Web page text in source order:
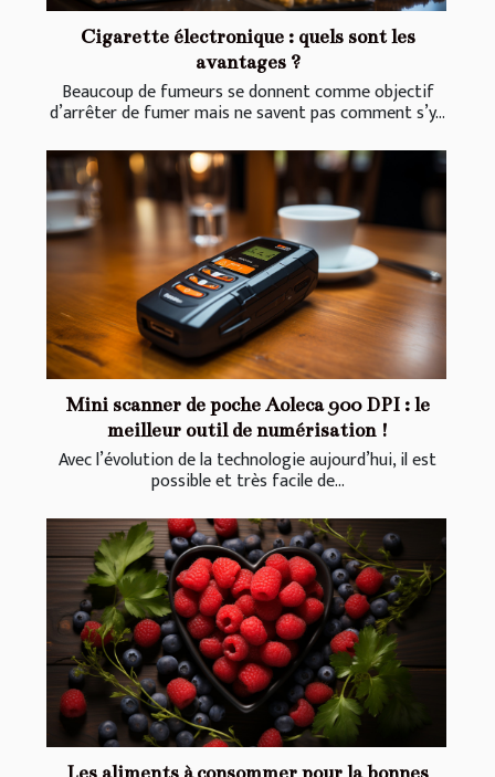
Cigarette électronique : quels sont les
avantages ?
Beaucoup de fumeurs se donnent comme objectif
d’arrêter de fumer mais ne savent pas comment s’y...
Mini scanner de poche Aoleca 900 DPI : le
meilleur outil de numérisation !
Avec l’évolution de la technologie aujourd’hui, il est
possible et très facile de...